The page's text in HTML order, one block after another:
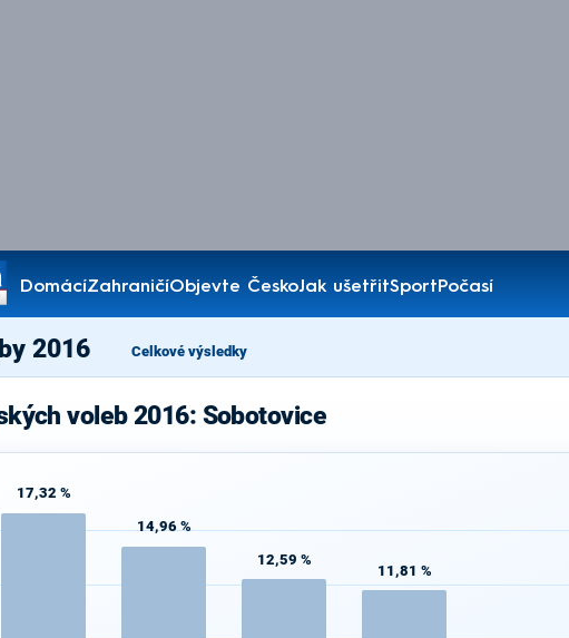
DomácíZahraničíObjevte ČeskoJak ušetřitSportPočasí
Pořady
2016 Celkové výsledky
voleb 2016: Sobotovice
17,32 %
14,96 %
12,59 %
11,81 %